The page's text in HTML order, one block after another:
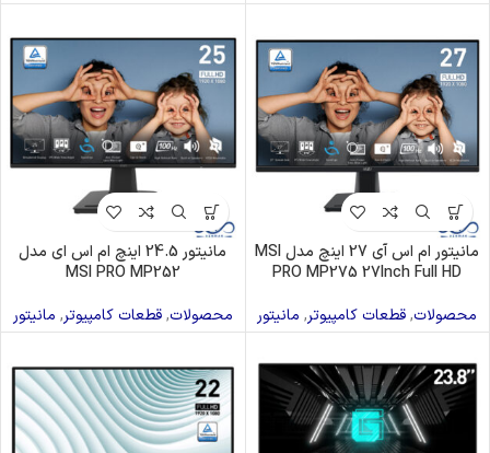
مانیتور ام اس آی 27 اینچ مدل MSI
PRO MP275 27Inch Full HD
محصولات,قطعات کامپیوتر, مانیتور
مانیتور 24.5 اینچ ام اس ای مدل
MSI PRO MP252
محصولات,قطعات کامپیوتر, مانیتور